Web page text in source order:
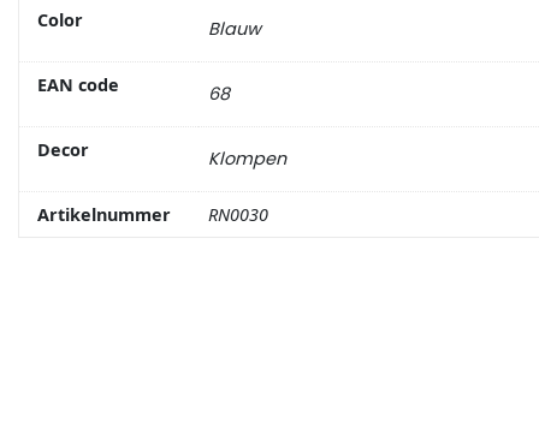
Color Blauw
EAN code 68
Decor Klompen
Artikelnummer RN0030
Kaasschaaf
Onderzetters
Theelepels